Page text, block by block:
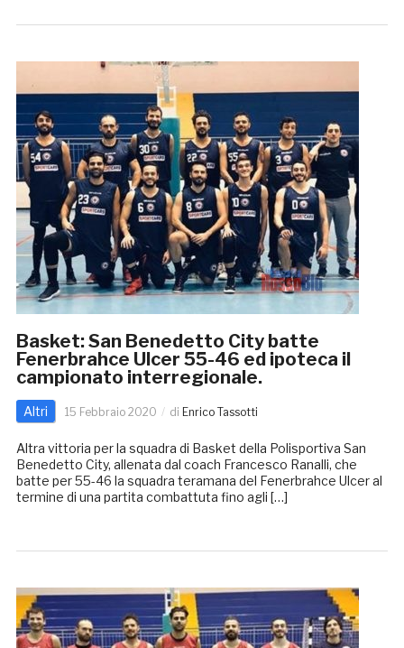
Basket: San Benedetto City batte
Fenerbrahce Ulcer 55-46 ed ipoteca il
campionato interregionale.
Altri 15 Febbraio 2020 di Enrico Tassotti
Altra vittoria per la squadra di Basket della Polisportiva San
Benedetto City, allenata dal coach Francesco Ranalli, che
batte per 55-46 la squadra teramana del Fenerbrahce Ulcer al
termine di una partita combattuta fino agli […]